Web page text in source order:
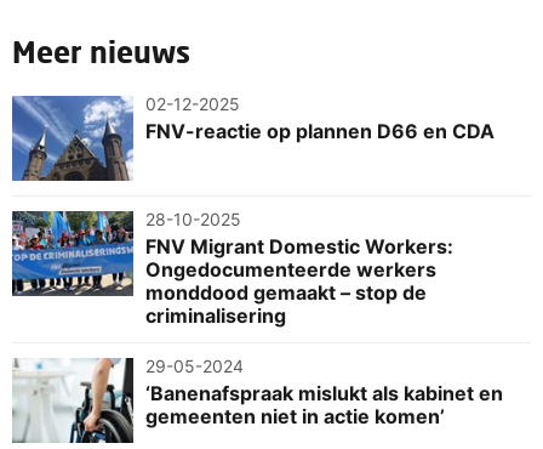
Meer nieuws
02-12-2025
FNV-reactie op plannen D66 en CDA
28-10-2025
FNV Migrant Domestic Workers:
Ongedocumenteerde werkers
monddood gemaakt – stop de
criminalisering
29-05-2024
‘Banenafspraak mislukt als kabinet en
gemeenten niet in actie komen’